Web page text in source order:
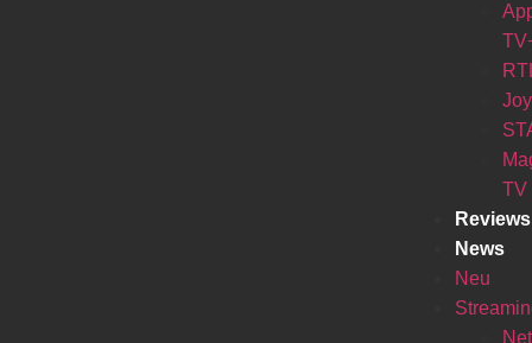
TV
Reviews
News
Neu